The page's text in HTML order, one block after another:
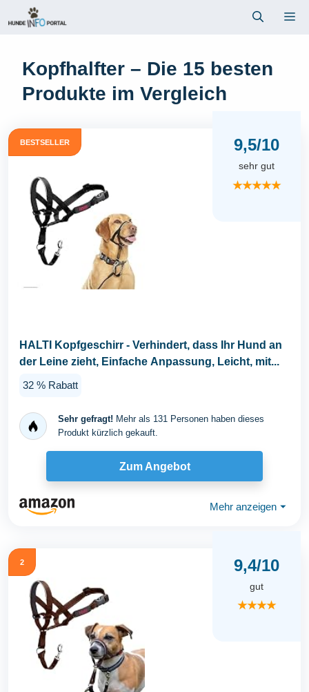
Inhalt
Kopfhalfter – Die 15 besten
Produkte im Vergleich
BESTSELLER 9,5/10
sehr gut
★★★★★
HALTI Kopfgeschirr - Verhindert, dass Ihr Hund an
der Leine zieht, Einfache Anpassung, Leicht, mit...
32 % Rabatt
Sehr gefragt! Mehr als 131 Personen haben dieses
Produkt kürzlich gekauft.
Zum Angebot
Mehr anzeigen ⏷
2 9,4/10
gut
★★★★